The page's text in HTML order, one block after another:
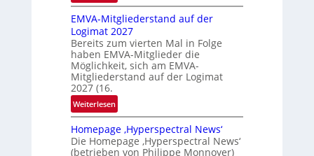
P
r
o
b
l
e
f
a
l
l
S
EMVA-Mitgliederstand auf der
Logimat 2027
Bereits zum vierten Mal in Folge
haben EMVA-Mitglieder die
Möglichkeit, sich am EMVA-
Mitgliederstand auf der Logimat
2027 (16.
Weiterlesen:
E
M
V
Homepage ‚Hyperspectral News‘
Die Homepage ‚Hyperspectral News‘
(betrieben von Philippe Monnoyer)